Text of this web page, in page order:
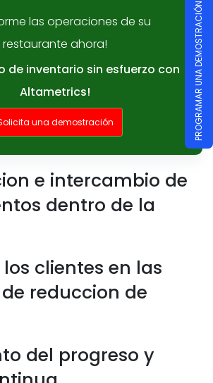
las operaciones de su
restaurante ahora!
de inventario sin esfuerzo con
Altametrics!
una demostración
e intercambio de
dentro de la
clientes en las
reduccion de
del progreso y
PROGRAMAR UNA DEMOSTRACIÓN